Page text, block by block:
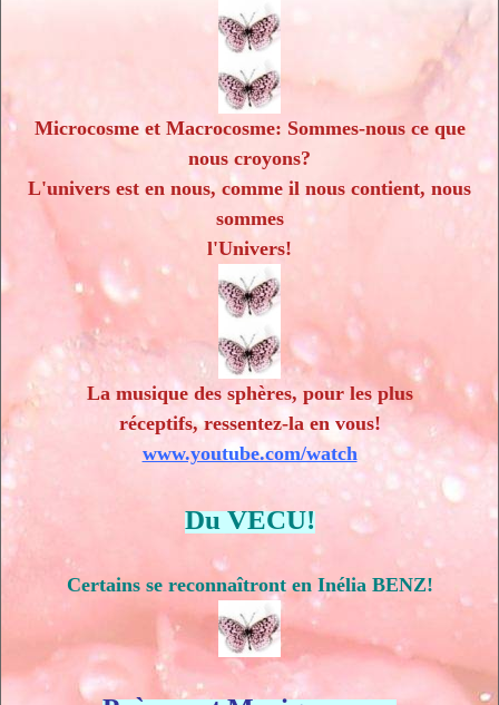
Microcosme et Macrocosme: Sommes-nous ce que
nous croyons?
L'univers est en nous, comme il nous contient, nous
sommes
l'Univers!
La musique des sphères, pour les plus
réceptifs, ressentez-la en vous!
www.youtube.com/watch
Du VECU!
Certains se reconnaîtront en Inélia BENZ!